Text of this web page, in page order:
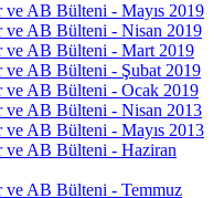
ve AB Bülteni - Mayıs 2019
ve AB Bülteni - Nisan 2019
ve AB Bülteni - Mart 2019
ve AB Bülteni - Şubat 2019
ve AB Bülteni - Ocak 2019
ve AB Bülteni - Nisan 2013
ve AB Bülteni - Mayıs 2013
ve AB Bülteni - Haziran
ve AB Bülteni - Temmuz